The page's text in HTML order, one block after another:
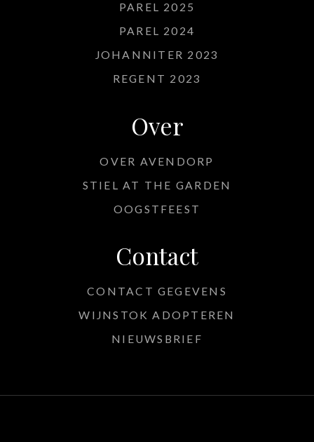
PAREL 2025
PAREL 2024
JOHANNITER 2023
REGENT 2023
Over
OVER AVENDORP
STIEL AT THE GARDEN
OOGSTFEEST
Contact
CONTACT GEGEVENS
WIJNSTOK ADOPTEREN
NIEUWSBRIEF